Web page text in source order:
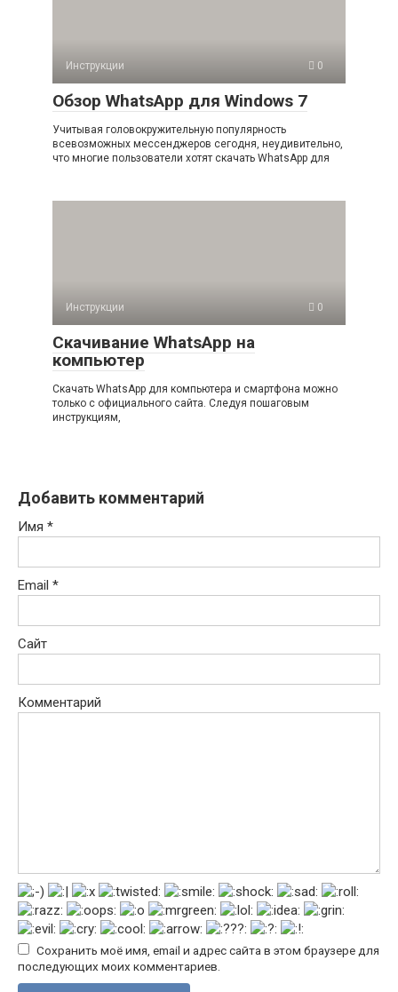
Инструкции 0
Обзор WhatsApp для Windows 7
Учитывая головокружительную популярность
всевозможных мессенджеров сегодня, неудивительно,
что многие пользователи хотят скачать WhatsApp для
Инструкции 0
Скачивание WhatsApp на
компьютер
Скачать WhatsApp для компьютера и смартфона можно
только с официального сайта. Следуя пошаговым
инструкциям,
Добавить комментарий
Имя *
Email *
Сайт
Комментарий
Сохранить моё имя, email и адрес сайта в этом браузере для
последующих моих комментариев.